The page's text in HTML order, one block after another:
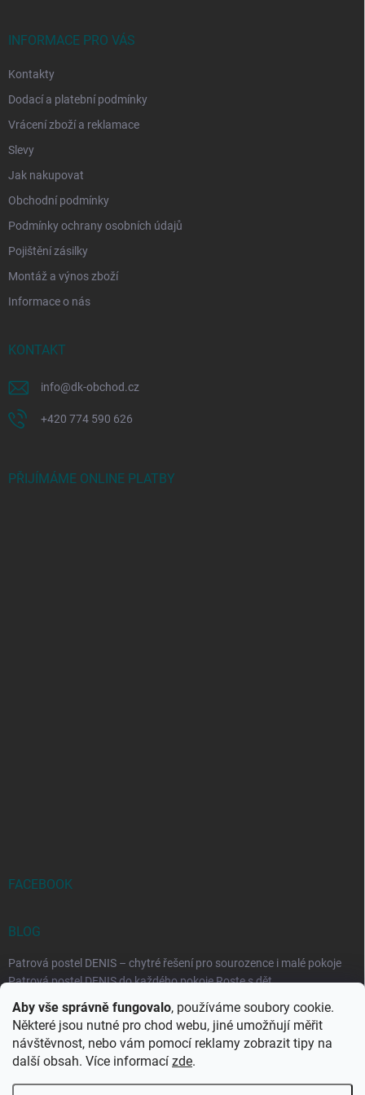
Aby vše správně fungovalo, používáme soubory cookie.
Některé jsou nutné pro chod webu, jiné umožňují měřit
návštěvnost, nebo vám pomocí reklamy zobrazit tipy na
další obsah. Více informací zde.
INFORMACE PRO VÁS
Kontakty
Dodací a platební podmínky
Vrácení zboží a reklamace
Slevy
Jak nakupovat
Obchodní podmínky
Podmínky ochrany osobních údajů
Pojištění zásilky
Montáž a výnos zboží
Informace o nás
KONTAKT
info@dk-obchod.cz
+420 774 590 626
PŘIJÍMÁME ONLINE PLATBY
FACEBOOK
BLOG
Patrová postel DENIS – chytré řešení pro sourozence i malé pokoje
Patrová postel DENIS do každého pokoje Roste s dět...
Rozkládací postele RELAX – ideální řešení pro malé prostory i
každodenní spaní
Rozkládací postel, která se přizpůsobí vašemu živo...